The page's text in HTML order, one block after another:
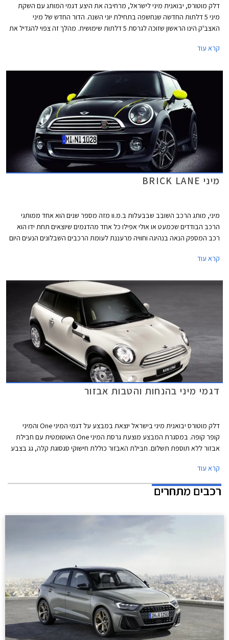
דלק מוטורס, יבואנית מיני לישראל, מרחיבה את היצע דגמי המותג עם השקת
מיני 5 דלתות החדשה שנחשפה בתחילת יוני השנה. הדור החדש של מיני
האצב'ק הינו הראשון שזוכה לגרסת 5 דלתות שימושית. מהלך זה צפוי להגדיל את
אופנתית אך פסלו אותה בגלל העדר דלתות מאחור.
קרא עוד
מיני BRICK LANE
מיני, מותג הרכב השובב שבבעלות ב.מ.וו מזה מספר שנים הוא אחד ממותגי
הרכב הבודדים שכמעט או אולי אפילו כל אחד מהדגמים שיוצאים תחת ידו הוא
רכב המספק הנאה בנהיגה וחוויה מרעננת לעומת הרכבים השבלונים הנעים היום
הארץ, זה המקום לספר כי בחמישה החודשים הראשונים של השנה העלתה מיני
אשתקד.
קרא עוד
דגמי מיני בהנחות והטבות אבזור
דלק מוטורס יבואנית מיני בישראל יוצאת במבצע על דגמי המיני One והמיני
קופר קופה. במסגרת המבצע מוצעת גרסת המיני One האוטומטית עם חבילת
אבזור ללא תוספת תשלום. חבילת האבזור כוללת חישוקי סגסוגת קלה, גג בצבע
הידנית.
קרא עוד
רכבים מתחרים